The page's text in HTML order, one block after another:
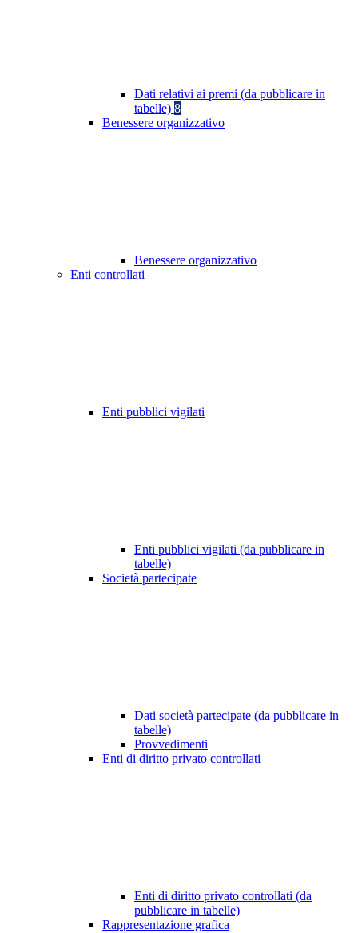
Dati relativi ai premi (da pubblicare in
tabelle) 8
Benessere organizzativo
Benessere organizzativo
Enti controllati
Enti pubblici vigilati
Enti pubblici vigilati (da pubblicare in
tabelle)
Società partecipate
Dati società partecipate (da pubblicare in
tabelle)
Provvedimenti
Enti di diritto privato controllati
Enti di diritto privato controllati (da
pubblicare in tabelle)
Rappresentazione grafica